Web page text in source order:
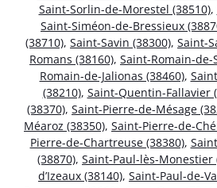
Saint-Sorlin-de-Morestel (38510),
Saint-Siméon-de-Bressieux
(38710), Saint-Savin (38300), Saint-
Romans (38160), Saint-Romain-de-
Romain-de-Jalionas (38460),
(38210), Saint-Quentin-Fallavier
(38370), Saint-Pierre-de-Mésage
Méaroz (38350), Saint-Pierre-de-
Pierre-de-Chartreuse (38380),
(38870), Saint-Paul-lès-Monestier
d’Izeaux (38140), Saint-Paul-de-